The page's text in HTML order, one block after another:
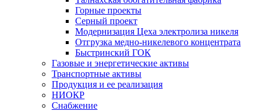
Горные проекты
Серный проект
Модернизация Цеха электролиза никеля
Отгрузка медно-никелевого концентрата
Быстринский ГОК
Газовые и энергетические активы
Транспортные активы
Продукция и ее реализация
НИОКР
Снабжение